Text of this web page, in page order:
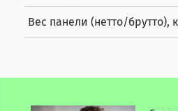
Вес панели (нетто/брутто),